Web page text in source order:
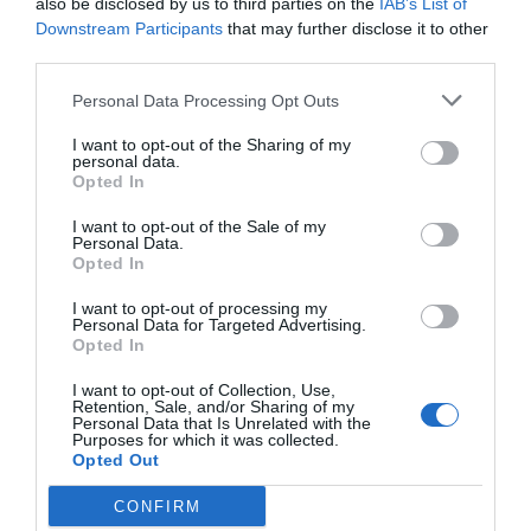
Downstream Participants that may further disclose it to other
Personal Data Processing Opt Outs
I want to opt-out of the Sharing of my
personal data.
Opted In
I want to opt-out of the Sale of my
Personal Data.
Opted In
I want to opt-out of processing my
Personal Data for Targeted Advertising.
Opted In
I want to opt-out of Collection, Use,
Retention, Sale, and/or Sharing of my
Personal Data that Is Unrelated with the
Purposes for which it was collected.
Opted Out
CONFIRM
Enormes minucias
Al final, la culpa de la invasión de Ceuta va
a ser de Meloni
Pablo Ferrer
Nokia, Ericsson... Huawei: lo que
importan son las patentes
Eulogio López